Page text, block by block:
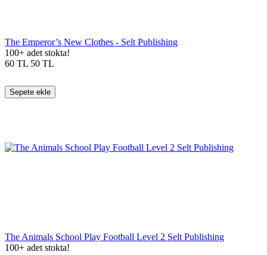
The Emperor’s New Clothes - Selt Publishing
100+ adet stokta!
60 TL 50 TL
Sepete ekle
The Animals School Play Football Level 2 Selt Publishing
100+ adet stokta!